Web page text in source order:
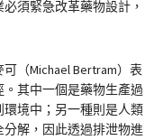
須緊急改革藥物設計，
（Michael Bertram）表
其中一個是藥物生產過
境中；另一種則是人類
解，因此透過排泄物進